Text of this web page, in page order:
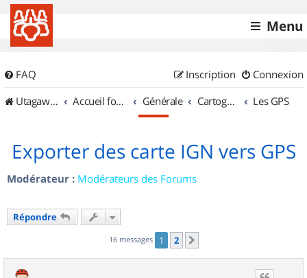
Menu
FAQ Connexion
Inscription
UtagawaVTT (Randos VTT et VTTAE avec traces GPS)
Accueil forum Générale Cartographie et GPS Les GPS
Exporter des carte IGN vers GPS
Modérateur : Modérateurs des Forums
Répondre
16 messages 1 2